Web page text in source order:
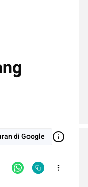
di Google